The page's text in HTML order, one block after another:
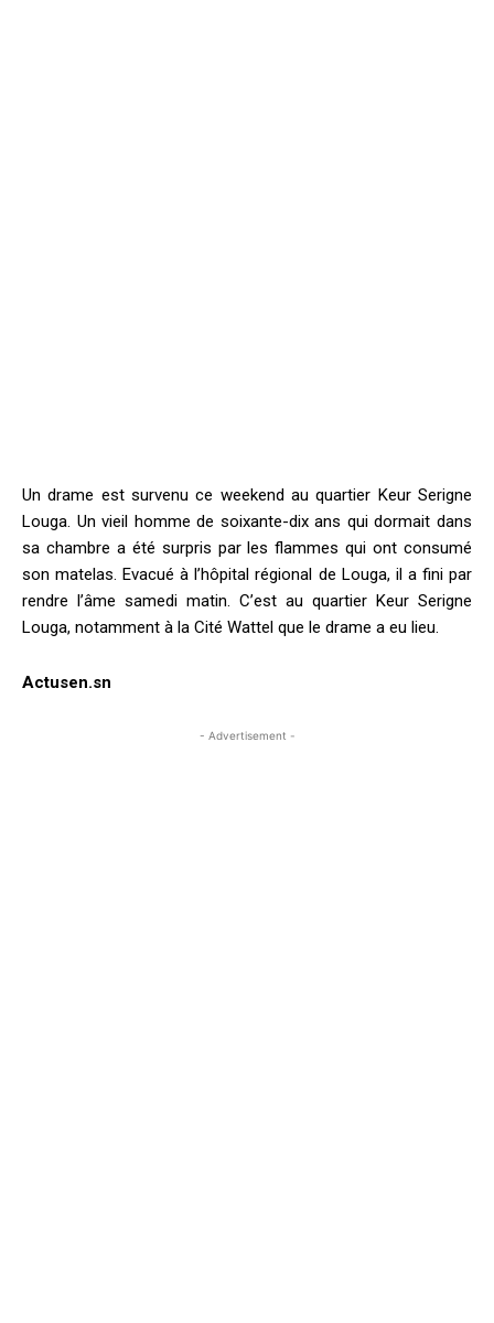
Un drame est survenu ce weekend au quartier Keur Serigne
Louga. Un vieil homme de soixante-dix ans qui dormait dans
sa chambre a été surpris par les flammes qui ont consumé
son matelas. Evacué à l’hôpital régional de Louga, il a fini par
rendre l’âme samedi matin. C’est au quartier Keur Serigne
Louga, notamment à la Cité Wattel que le drame a eu lieu.
Actusen.sn
- Advertisement -